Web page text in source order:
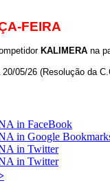
FEIRA
KALIMERA na
05/26 (Resolução da